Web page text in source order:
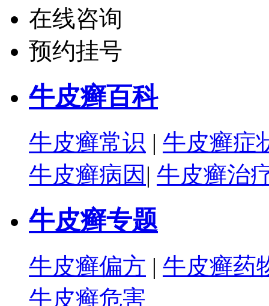
在线咨询
预约挂号
牛皮癣百科
牛皮癣常识 | 牛皮癣症
牛皮癣病因 | 牛皮癣治
牛皮癣专题
牛皮癣偏方 | 牛皮癣药
牛皮癣危害